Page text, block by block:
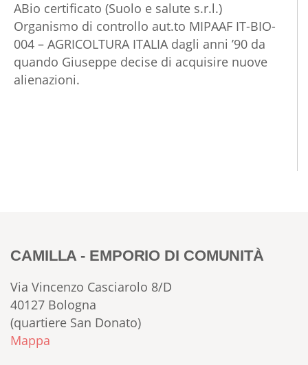
ABio certificato (Suolo e salute s.r.l.)
Organismo di controllo aut.to MIPAAF IT-BIO-
004 – AGRICOLTURA ITALIA dagli anni ’90 da
quando Giuseppe decise di acquisire nuove
alienazioni.
CAMILLA - EMPORIO DI COMUNITÀ
Via Vincenzo Casciarolo 8/D
40127 Bologna
(quartiere San Donato)
Mappa